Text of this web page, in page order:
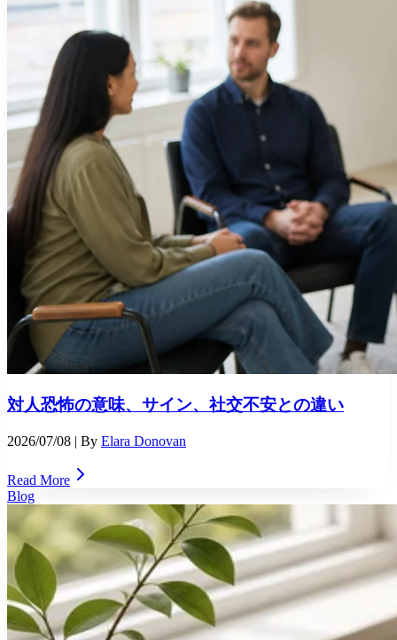
対人恐怖の意味、サイン、社交不安との違い
2026/07/08 | By Elara Donovan
Read More
Blog